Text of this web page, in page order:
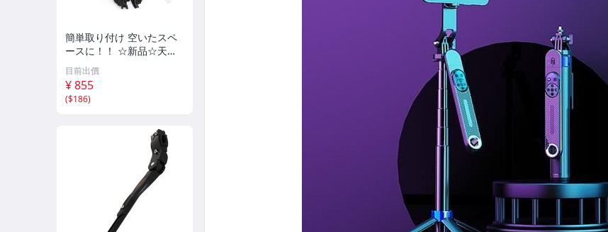
簡単取り付け 空いたスペ
ースに！！ ☆新品☆天吊
りタイプ バイク 自転車ス
タンド ディスプレイスタ
ンド 展示スタンド リフト
ラック
目前出價
¥ 855
($186)